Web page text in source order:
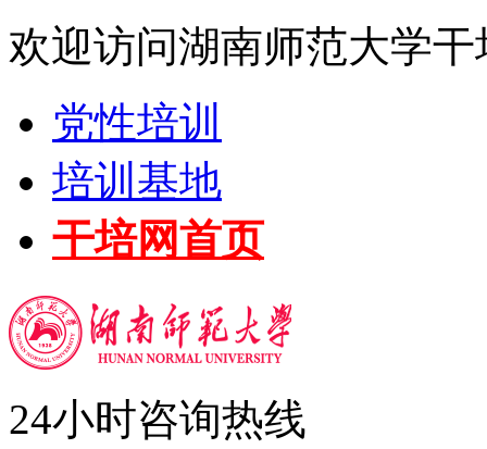
欢迎访问湖南师范大学干
党性培训
培训基地
干培网首页
24小时咨询热线